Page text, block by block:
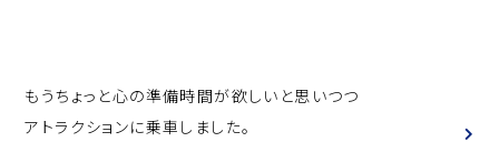
もうちょっと心の準備時間が欲しいと思いつつ
アトラクションに乗車しました。